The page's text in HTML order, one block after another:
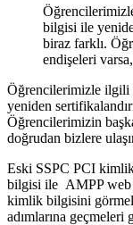
bilgisi ile
biraz farklı.
endişeleri
Öğrencilerimizle
yeniden
Öğrencilerimizin
doğrudan bizlere
Eski SSPC PCI
bilgisi ile AMPP web
kimlik bilgisini
adımlarına geçmeleri